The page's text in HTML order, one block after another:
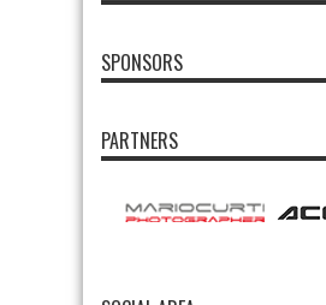
SPONSORS
PARTNERS